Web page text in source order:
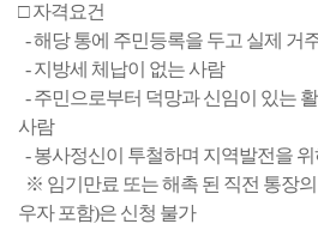
□ 자격요건
- 해당 통에 주민등록을 두고 실제 거
- 지방세 체납이 없는 사람
- 주민으로부터 덕망과 신임이 있는
사람
- 봉사정신이 투철하며 지역발전을
※ 임기만료 또는 해촉 된 직전 통장
우자 포함)은 신청 불가